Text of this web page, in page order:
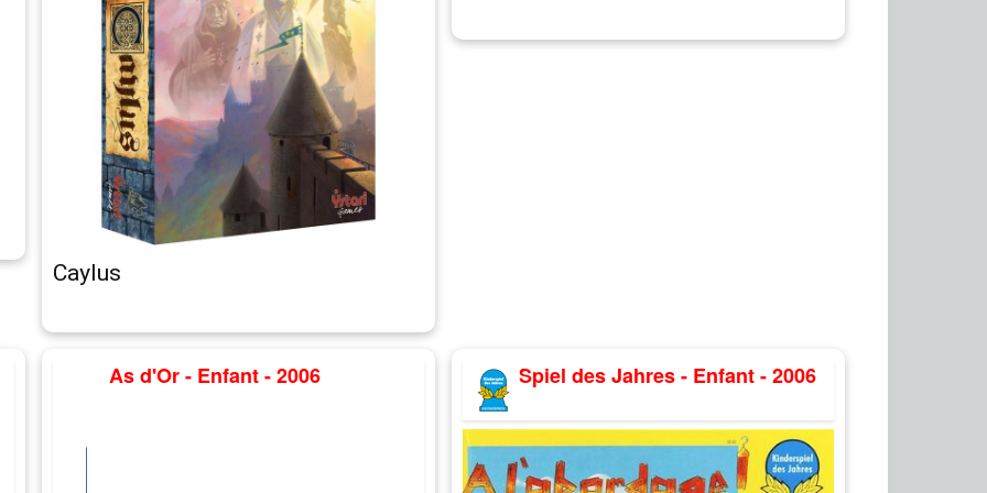
Caylus
As d'Or - Enfant - 2006 Spiel des Jahres - Enfant - 2006